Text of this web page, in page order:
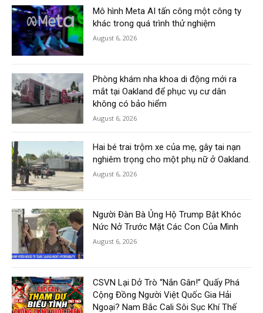
Mô hình Meta AI tấn công một công ty
khác trong quá trình thử nghiệm
August 6, 2026
Phòng khám nha khoa di động mới ra
mắt tại Oakland để phục vụ cư dân
không có bảo hiểm
August 6, 2026
Hai bé trai trộm xe của mẹ, gây tai nạn
nghiêm trọng cho một phụ nữ ở Oakland.
August 6, 2026
Người Đàn Bà Ủng Hộ Trump Bật Khóc
Nức Nở Trước Mặt Các Con Của Mình
August 6, 2026
CSVN Lại Dở Trò “Nắn Gân!” Quấy Phá
Cộng Đồng Người Việt Quốc Gia Hải
Ngoại? Nam Bắc Cali Sôi Sục Khí Thế